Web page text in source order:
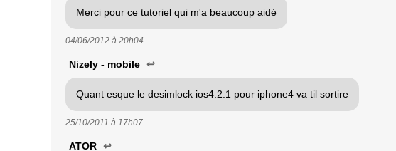
Merci pour ce tutoriel qui m'a beaucoup aidé
04/06/2012 à 20h04
Nizely - mobile ↩
Quant esque le desimlock ios4.2.1 pour iphone4 va til sortire
25/10/2011 à 17h07
ATOR ↩